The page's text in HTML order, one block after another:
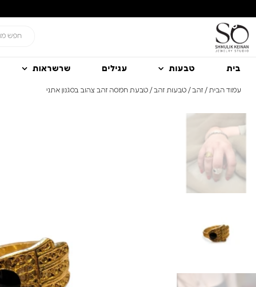
בית טבעות עגילים שרשראות
עמוד הבית / זהב / טבעות זהב / טבעת חמסה זהב צהוב בסגנון אתני